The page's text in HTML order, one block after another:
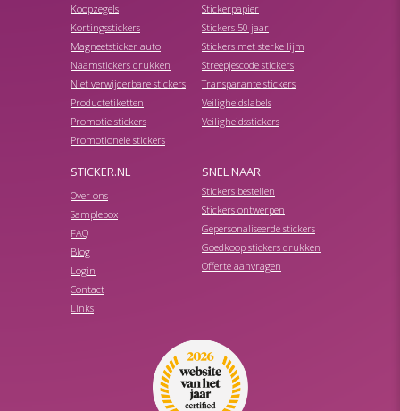
Koopzegels
Kortingsstickers
Magneetsticker auto
Naamstickers drukken
Niet verwijderbare stickers
Productetiketten
Promotie stickers
Promotionele stickers
Stickerpapier
Stickers 50 jaar
Stickers met sterke lijm
Streepjescode stickers
Transparante stickers
Veiligheidslabels
Veiligheidsstickers
STICKER.NL
Over ons
Samplebox
FAQ
Blog
Login
Contact
Links
SNEL NAAR
Stickers bestellen
Stickers ontwerpen
Gepersonaliseerde stickers
Goedkoop stickers drukken
Offerte aanvragen